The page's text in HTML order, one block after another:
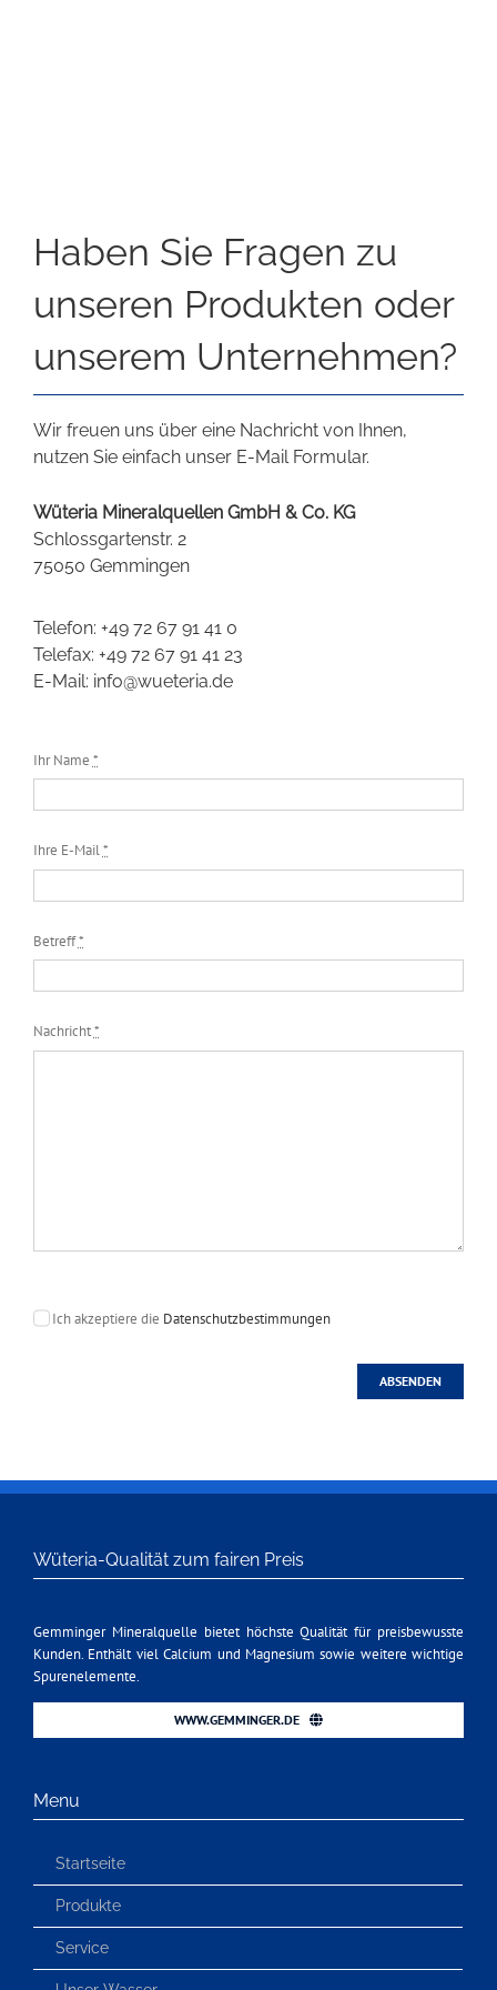
Haben Sie Fragen zu
unseren Produkten oder
unserem Unternehmen?
Wir freuen uns über eine Nachricht von Ihnen,
nutzen Sie einfach unser E-Mail Formular.
Wüteria Mineralquellen GmbH & Co. KG
Schlossgartenstr. 2
75050 Gemmingen
Telefon: +49 72 67 91 41 0
Telefax: +49 72 67 91 41 23
E-Mail: info@wueteria.de
Ihr Name *
Ihre E-Mail*
Betreff*
Nachricht*
Ich akzeptiere die Datenschutzbestimmungen
ABSENDEN
Wüteria-Qualität zum fairen Preis
Gemminger Mineralquelle bietet höchste Qualität für preisbewusste
Kunden. Enthält viel Calcium und Magnesium sowie weitere wichtige
Spurenelemente.
WWW.GEMMINGER.DE
Menu
Startseite
Produkte
Service